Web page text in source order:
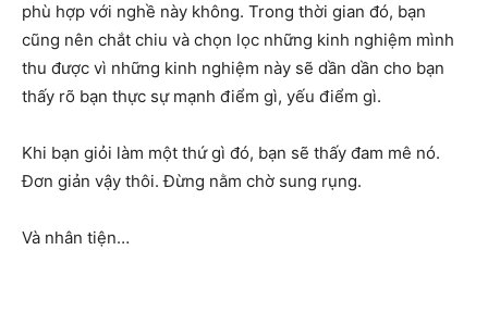
phù hợp với nghề này không. Trong thời gian đó, bạn
cũng nên chắt chiu và chọn lọc những kinh nghiệm mình
thu được vì những kinh nghiệm này sẽ dần dần cho bạn
thấy rõ bạn thực sự mạnh điểm gì, yếu điểm gì.
Khi bạn giỏi làm một thứ gì đó, bạn sẽ thấy đam mê nó.
Đơn giản vậy thôi. Đừng nằm chờ sung rụng.
Và nhân tiện…